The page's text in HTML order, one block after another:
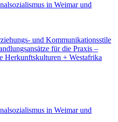
in Weimar und
und Kommunikationsstile
für die Praxis –
Herkunftskulturen + Westafrika
in Weimar und